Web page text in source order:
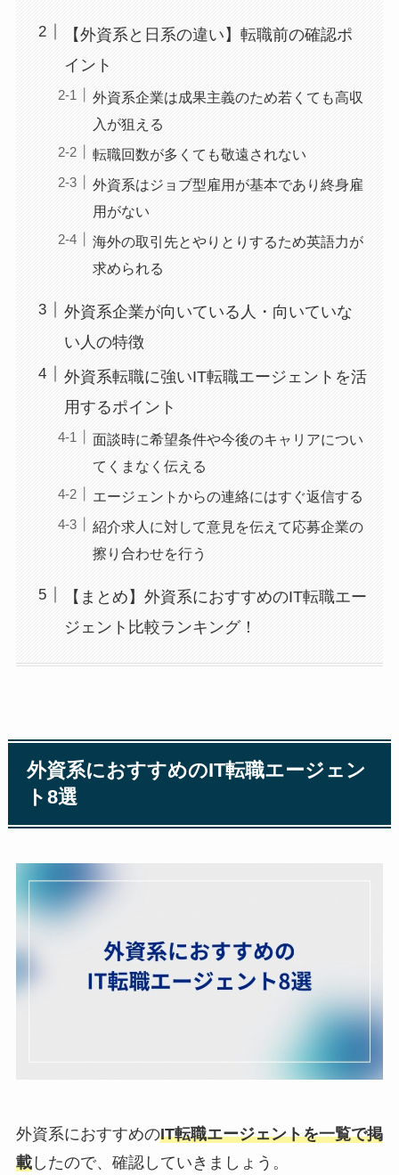
【外資系と日系の違い】転職前の確認ポ
イント
外資系企業は成果主義のため若くても高収
入が狙える
転職回数が多くても敬遠されない
外資系はジョブ型雇用が基本であり終身雇
用がない
海外の取引先とやりとりするため英語力が
求められる
外資系企業が向いている人・向いていな
い人の特徴
外資系転職に強いIT転職エージェントを活
用するポイント
面談時に希望条件や今後のキャリアについ
てくまなく伝える
エージェントからの連絡にはすぐ返信する
紹介求人に対して意見を伝えて応募企業の
擦り合わせを行う
【まとめ】外資系におすすめのIT転職エー
ジェント比較ランキング！
外資系におすすめのIT転職エージェン
ト8選
外資系におすすめのIT転職エージェントを一覧で掲
載したので、確認していきましょう。